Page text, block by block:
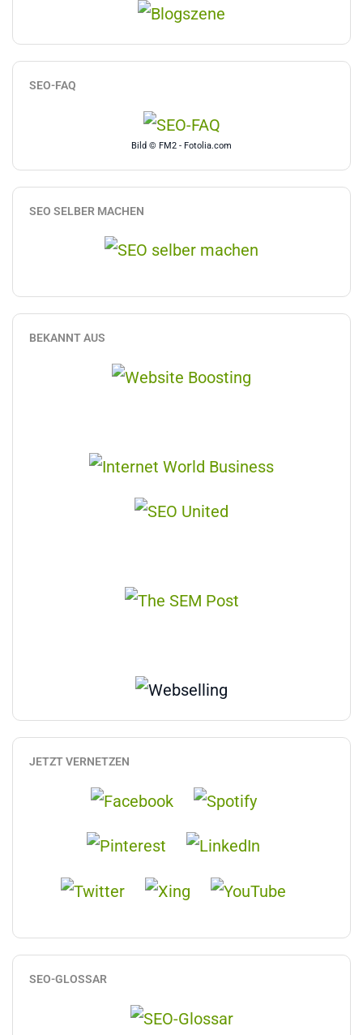
SEO-FAQ
Bild © FM2 - Fotolia.com
SEO SELBER MACHEN
BEKANNT AUS
JETZT VERNETZEN
SEO-GLOSSAR